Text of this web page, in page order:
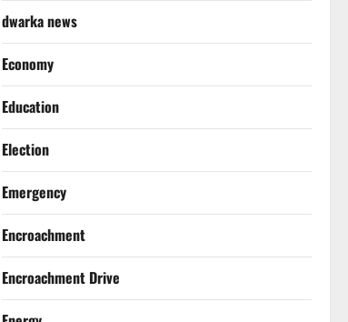
dwarka news
Economy
Education
Election
Emergency
Encroachment
Encroachment Drive